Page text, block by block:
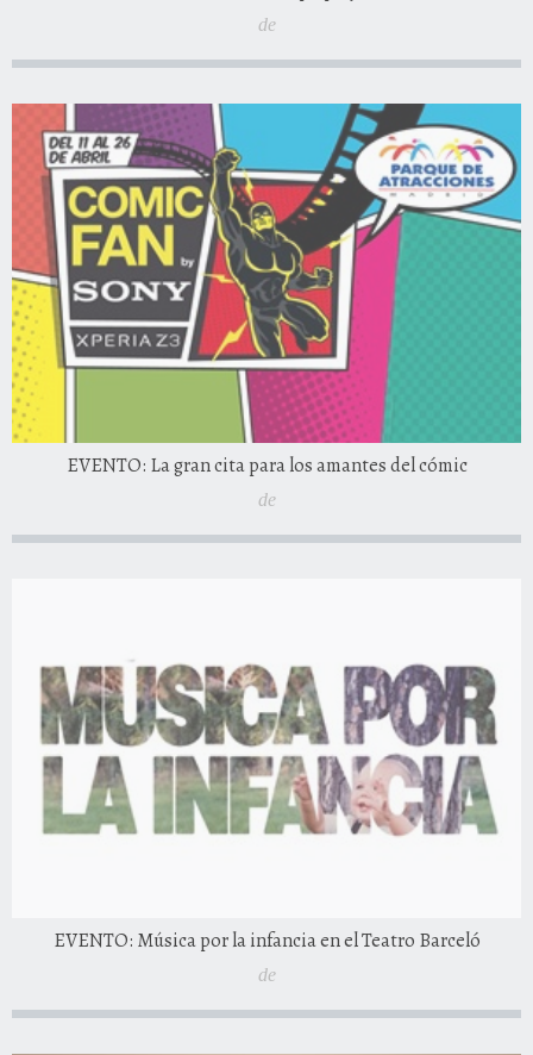
de
EVENTO: La gran cita para los amantes del cómic
de
EVENTO: Música por la infancia en el Teatro Barceló
de